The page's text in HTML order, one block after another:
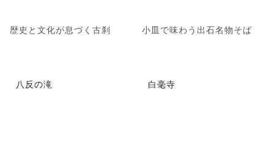
歴史と文化が息づく古刹 小皿で味わう出石名物そば
八反の滝 白毫寺